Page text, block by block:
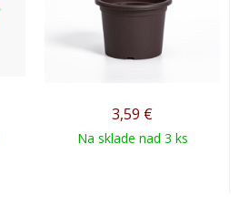
3,59 €
Na sklade nad 3 ks